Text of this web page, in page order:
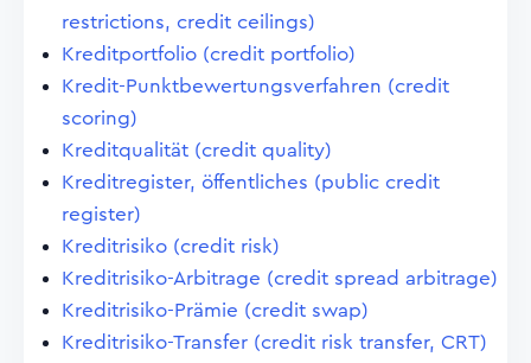
restrictions, credit ceilings)
Kreditportfolio (credit portfolio)
Kredit-Punktbewertungsverfahren (credit
scoring)
Kreditqualität (credit quality)
Kreditregister, öffentliches (public credit
register)
Kreditrisiko (credit risk)
Kreditrisiko-Arbitrage (credit spread arbitrage)
Kreditrisiko-Prämie (credit swap)
Kreditrisiko-Transfer (credit risk transfer, CRT)